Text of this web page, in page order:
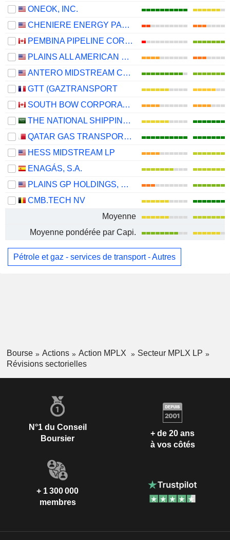
ONEOK, INC.
CHENIERE ENERGY PARTNERS, L.P.
PEMBINA PIPELINE CORPORATION
PLAINS ALL AMERICAN PIPELINE, L.P.
ANTERO MIDSTREAM CORPORATION
GTT (GAZTRANSPORT
SOUTH BOW CORPORATION
THE NATIONAL SHIPPING COMPANY OF SAUDI ARABIA
QATAR GAS TRANSPORT COMPANY LIMITED (NAKILAT) (QPSC)
HESS MIDSTREAM LP
ENAGÁS, S.A.
PLAINS GP HOLDINGS, L.P.
CMB.TECH NV
Moyenne
Moyenne pondérée par Capi.
Pétrole et gaz - services de transport - Autres
Bourse Actions Action MPLX
Secteur MPLX LP
Révisions sectorielles
N°1 du Conseil
Boursier
+ de 20 ans
à vos côtés
+ 1 300 000
membres